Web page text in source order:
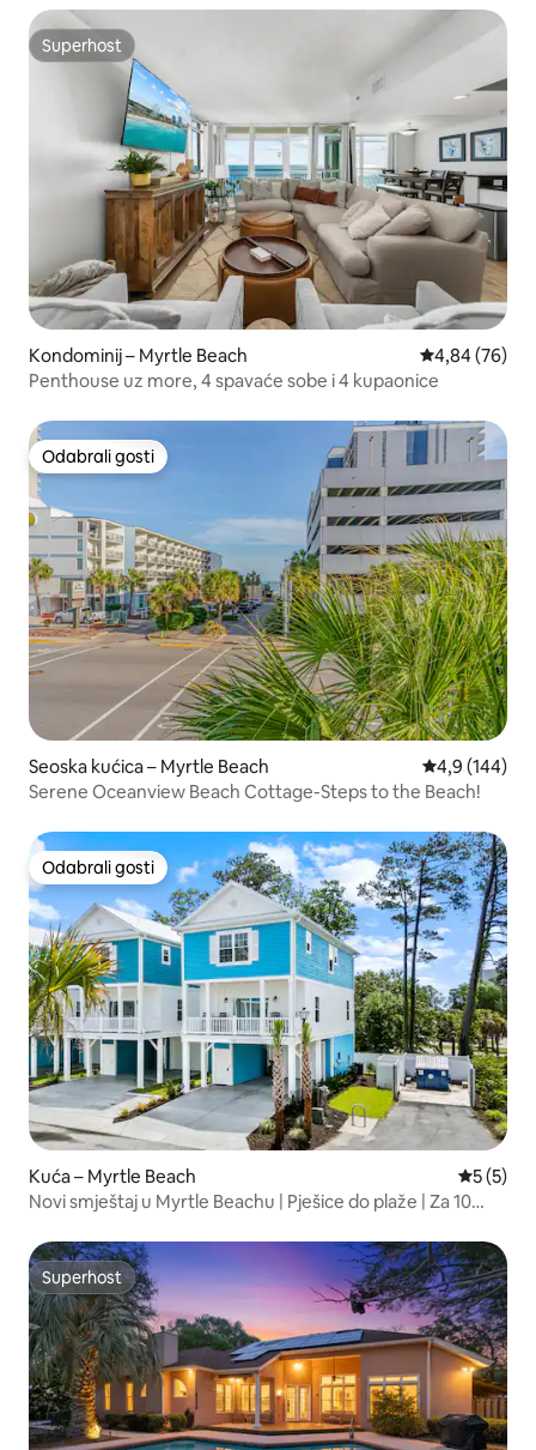
Superhost
Superhost
Kondominij – Myrtle Beach Prosječna
4,84 (76)
Penthouse uz more, 4 spavaće sobe i 4 kupaonice
Odabrali gosti
Odabrali gosti
Seoska kućica – Myrtle Beach Prosječna
4,9 (144)
Serene Oceanview Beach Cottage-Steps to the Beach!
Odabrali gosti
Odabrali gosti
Kuća – Myrtle Beach
5 (5)
Novi smještaj u Myrtle Beachu | Pješice do plaže | Za 10
Superhost
Superhost